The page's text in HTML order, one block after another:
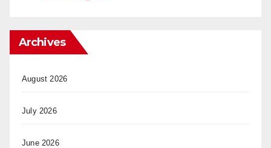
Archives
August 2026
July 2026
June 2026